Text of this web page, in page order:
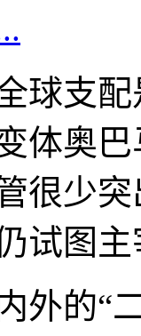
球支
体奥
很少
试图
外的“